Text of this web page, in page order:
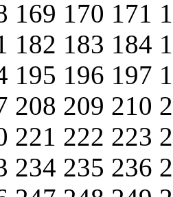
169 170 171
182 183 184
195 196 197
208 209 210
221 222 223
234 235 236